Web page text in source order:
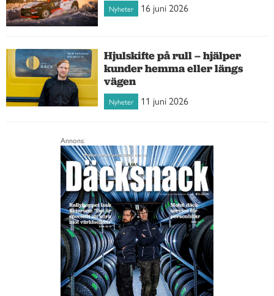
Nyheter 16 juni 2026
Hjulskifte på rull – hjälper
kunder hemma eller längs
vägen
Nyheter 11 juni 2026
Annons: